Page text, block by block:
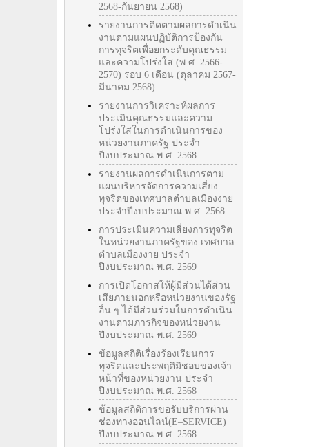
2568-กันยายน 2568)
รายงานการติดตามผลการดำเนิน
งานตามแผนปฏิบัติการป้องกัน
การทุจริตเพื่อยกระดับคุณธรรม
และความโปร่งใส (พ.ศ. 2566-
2570) รอบ 6 เดือน (ตุลาคม 2567-
มีนาคม 2568)
รายงานการวิเคราะห์ผลการ
ประเมินคุณธรรมและความ
โปร่งใสในการดำเนินการของ
หน่วยงานภาครัฐ ประจำ
ปีงบประมาณ พ.ศ. 2568
รายงานผลการดำเนินการตาม
แผนบริหารจัดการความเสี่ยง
ทุจริตของเทศบาลตำบลเมืองงาย
ประจำปีงบประมาณ พ.ศ. 2568
การประเมินความเสี่ยงการทุจริต
ในหน่วยงานภาครัฐของ เทศบาล
ตำบลเมืองงาย ประจำ
ปีงบประมาณ พ.ศ. 2569
การเปิดโอกาสให้ผู้มีส่วนได้ส่วน
เสียภายนอกหรือหน่วยงานของรัฐ
อื่น ๆ ได้มีส่วนร่วมในการดำเนิน
งานตามภารกิจของหน่วยงาน
ปีงบประมาณ พ.ศ. 2569
ข้อมูลสถิติเรื่องร้องเรียนการ
ทุจริตและประพฤติมิชอบของเจ้า
หน้าที่ของหน่วยงาน ประจำ
ปีงบประมาณ พ.ศ. 2568
ข้อมูลสถิติการขอรับบริการผ่าน
ช่องทางออนไลน์(E–SERVICE)
ปีงบประมาณ พ.ศ. 2568